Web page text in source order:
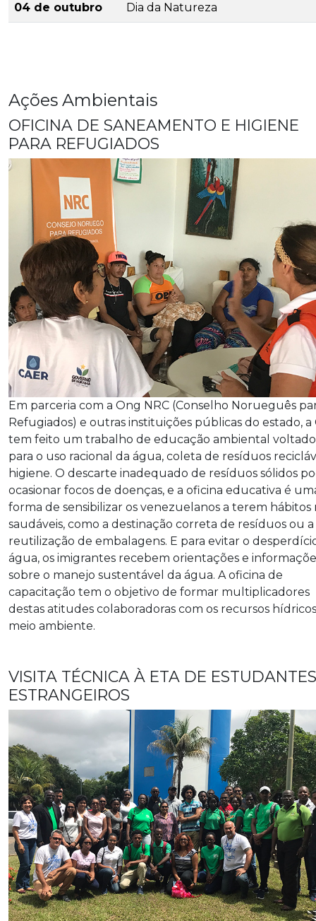
04 de outubro Dia da Natureza
Ações Ambientais
OFICINA DE SANEAMENTO E HIGIENE
PARA REFUGIADOS
Em parceria com a Ong NRC (Conselho Norueguês
Refugiados) e outras instituições públicas do estado, a
tem feito um trabalho de educação ambiental voltado
para o uso racional da água, coleta de resíduos
higiene. O descarte inadequado de resíduos sólidos
ocasionar focos de doenças, e a oficina educativa é
forma de sensibilizar os venezuelanos a terem hábitos
saudáveis, como a destinação correta de resíduos ou a
reutilização de embalagens. E para evitar o
água, os imigrantes recebem orientações e
sobre o manejo sustentável da água. A oficina de
capacitação tem o objetivo de formar multiplicadores
destas atitudes colaboradoras com os recursos
meio ambiente.
VISITA TÉCNICA À ETA DE ESTUDANTES
ESTRANGEIROS